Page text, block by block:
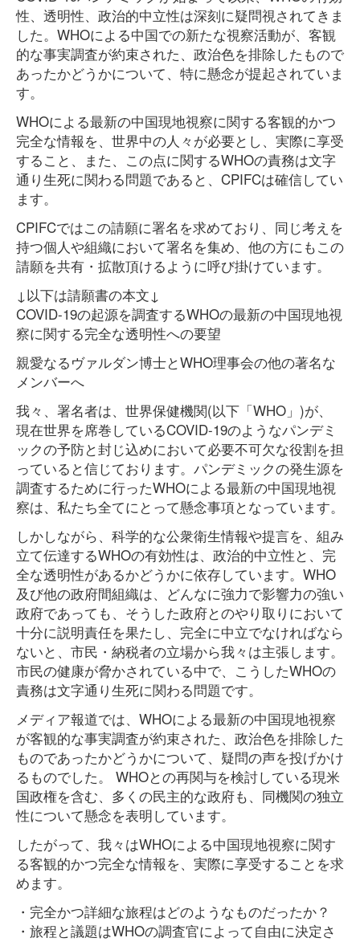
性、透明性、政治的中立性は深刻に疑問視されてきま
した。WHOによる中国での新たな視察活動が、客観
的な事実調査が約束された、政治色を排除したもので
あったかどうかについて、特に懸念が提起されていま
す。
WHOによる最新の中国現地視察に関する客観的かつ
完全な情報を、世界中の人々が必要とし、実際に享受
すること、また、この点に関するWHOの責務は文字
通り生死に関わる問題であると、CPIFCは確信してい
ます。
CPIFCではこの請願に署名を求めており、同じ考えを
持つ個人や組織において署名を集め、他の方にもこの
請願を共有・拡散頂けるように呼び掛けています。
↓以下は請願書の本文↓
COVID-19の起源を調査するWHOの最新の中国現地視
察に関する完全な透明性への要望
親愛なるヴァルダン博士とWHO理事会の他の著名な
メンバーへ
我々、署名者は、世界保健機関(以下「WHO」)が、
現在世界を席巻しているCOVID-19のようなパンデミ
ックの予防と封じ込めにおいて必要不可欠な役割を担
っていると信じております。パンデミックの発生源を
調査するために行ったWHOによる最新の中国現地視
察は、私たち全てにとって懸念事項となっています。
しかしながら、科学的な公衆衛生情報や提言を、組み
立て伝達するWHOの有効性は、政治的中立性と、完
全な透明性があるかどうかに依存しています。WHO
及び他の政府間組織は、どんなに強力で影響力の強い
政府であっても、そうした政府とのやり取りにおいて
十分に説明責任を果たし、完全に中立でなければなら
ないと、市民・納税者の立場から我々は主張します。
市民の健康が脅かされている中で、こうしたWHOの
責務は文字通り生死に関わる問題です。
メディア報道では、WHOによる最新の中国現地視察
が客観的な事実調査が約束された、政治色を排除した
ものであったかどうかについて、疑問の声を投げかけ
るものでした。 WHOとの再関与を検討している現米
国政権を含む、多くの民主的な政府も、同機関の独立
性について懸念を表明しています。
したがって、我々はWHOによる中国現地視察に関す
る客観的かつ完全な情報を、実際に享受することを求
めます。
・完全かつ詳細な旅程はどのようなものだったか？
・旅程と議題はWHOの調査官によって自由に決定さ